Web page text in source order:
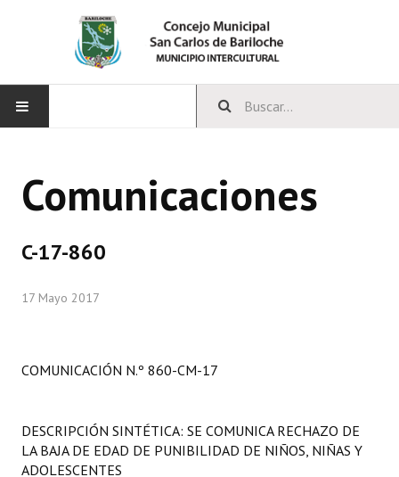
CONCEJO
Comisiones Permanentes
LEGISLACIÓN
Comunicaciones
C-17-860
17 Mayo 2017
COMUNICACIÓN N.º 860-CM-17
DESCRIPCIÓN SINTÉTICA: SE COMUNICA RECHAZO DE
LA BAJA DE EDAD DE PUNIBILIDAD DE NIÑOS, NIÑAS Y
ADOLESCENTES